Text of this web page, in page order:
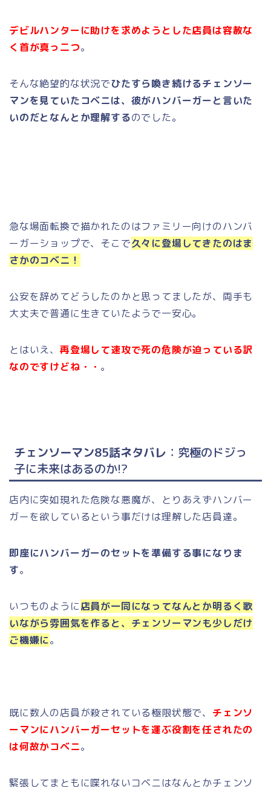
デビルハンターに助けを求めようとした店員は容赦な
く首が真っ二つ。
そんな絶望的な状況でひたすら喚き続けるチェンソー
マンを見ていたコベニは、彼がハンバーガーと言いた
いのだとなんとか理解するのでした。
急な場面転換で描かれたのはファミリー向けのハンバ
ーガーショップで、そこで久々に登場してきたのはま
さかのコベニ！
公安を辞めてどうしたのかと思ってましたが、両手も
大丈夫で普通に生きていたようで一安心。
とはいえ、 再登場して速攻で死の危険が迫っている訳
なのですけどね・・ 。
チェンソーマン85話ネタバレ ：究極のドジっ
子に未来はあるのか!?
店内に突如現れた危険な悪魔が、とりあえずハンバー
ガーを欲しているという事だけは理解した店員達。
即座にハンバーガーのセットを準備する事になりま
す。
いつものように店員が一同になってなんとか明るく歌
いながら雰囲気を作ると、チェンソーマンも少しだけ
ご機嫌に。
既に数人の店員が殺されている極限状態で、 チェンソ
ーマンにハンバーガーセットを運ぶ役割を任されたの
は何故かコベニ。
緊張してまともに喋れないコベニはなんとかチェンソ